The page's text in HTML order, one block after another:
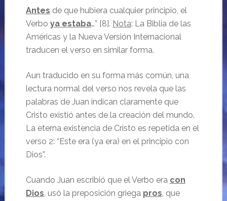
Antes de que hubiera cualquier principio, el
Verbo ya estaba…” [8]. Nota: La Biblia de las
Américas y la Nueva Versión Internacional
traducen el verso en similar forma.
Aun traducido en su forma más común, una
lectura normal del verso nos revela que las
palabras de Juan indican claramente que
Cristo existió antes de la creación del mundo.
La eterna existencia de Cristo es repetida en el
verso 2: “Este era (ya era) en el principio con
Dios”.
Cuando Juan escribió que el Verbo era con
Dios, usó la preposición griega pros, que